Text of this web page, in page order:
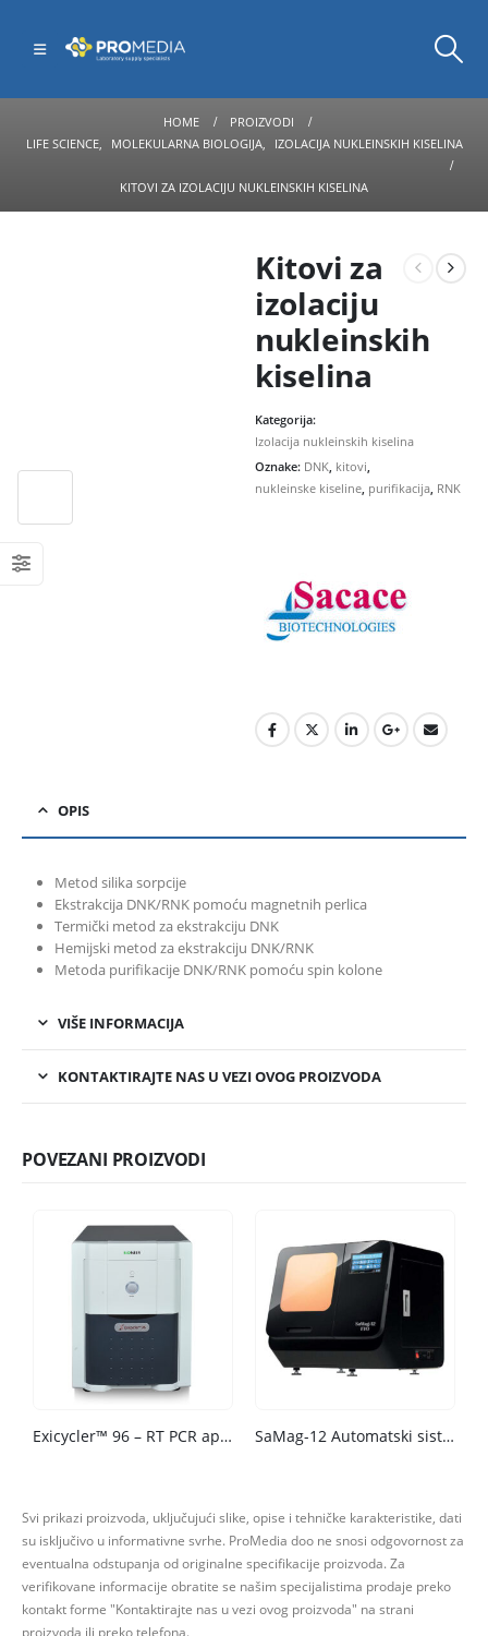
HOME
PROIZVODI
LIFE SCIENCE, MOLEKULARNA BIOLOGIJA, IZOLACIJA NUKLEINSKIH KISELINA
KITOVI ZA IZOLACIJU NUKLEINSKIH KISELINA
Kitovi za
izolaciju
nukleinskih
kiselina
Kategorija:
Izolacija nukleinskih kiselina
Oznake: DNK, kitovi,
nukleinske kiseline, purifikacija, RNK
OPIS
Metod silika sorpcije
Ekstrakcija DNK/RNK pomoću magnetnih perlica
Termički metod za ekstrakciju DNK
Hemijski metod za ekstrakciju DNK/RNK
Metoda purifikacije DNK/RNK pomoću spin kolone
VIŠE INFORMACIJA
KONTAKTIRAJTE NAS U VEZI OVOG PROIZVODA
POVEZANI PROIZVODI
Exicycler™ 96 – RT PCR aparat SaMag-12 Automatski sistem za ekstrakciju nukleinskih kiselina
Svi prikazi proizvoda, uključujući slike, opise i tehničke karakteristike, dati
su isključivo u informativne svrhe. ProMedia doo ne snosi odgovornost za
eventualna odstupanja od originalne specifikacije proizvoda. Za
verifikovane informacije obratite se našim specijalistima prodaje preko
kontakt forme "Kontaktirajte nas u vezi ovog proizvoda" na strani